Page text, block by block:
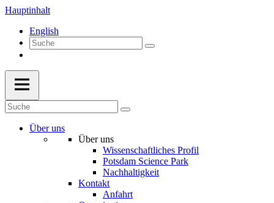
Hauptinhalt
English
Über uns
Über uns
Wissenschaftliches Profil
Potsdam Science Park
Nachhaltigkeit
Kontakt
Anfahrt